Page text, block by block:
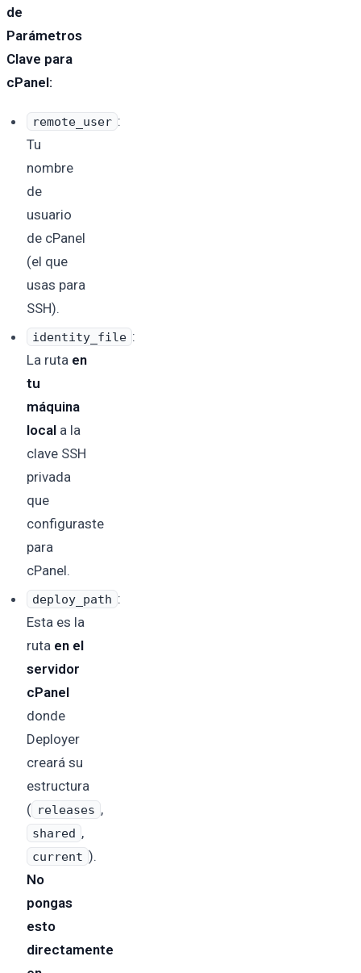
de
Parámetros
Clave para
cPanel:
remote_user :
Tu
nombre
de
usuario
de cPanel
(el que
usas para
SSH).
identity_file :
La ruta en
tu
máquina
local a la
clave SSH
privada
que
configuraste
para
cPanel.
deploy_path :
Esta es la
ruta en el
servidor
cPanel
donde
Deployer
creará su
estructura
( releases ,
shared ,
current ).
No
pongas
esto
directamente